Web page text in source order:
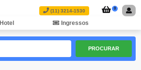
(11) 3214-1530 0
Hotel Ingressos
PROCURAR